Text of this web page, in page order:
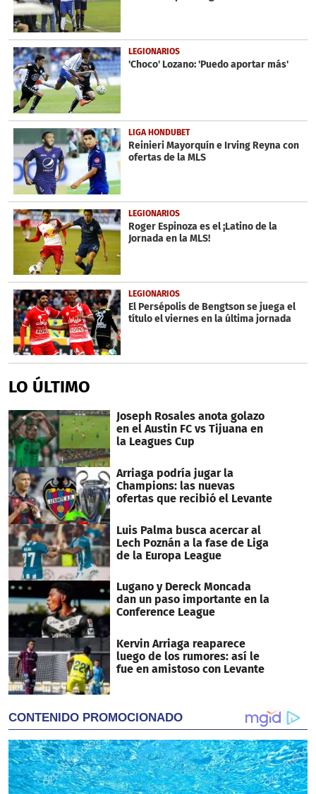
LEGIONARIOS
'Choco' Lozano: 'Puedo aportar más'
LIGA HONDUBET
Reinieri Mayorquín e Irving Reyna con
ofertas de la MLS
LEGIONARIOS
Roger Espinoza es el ¡Latino de la
Jornada en la MLS!
LEGIONARIOS
El Persépolis de Bengtson se juega el
título el viernes en la última jornada
LO ÚLTIMO
Joseph Rosales anota golazo
en el Austin FC vs Tijuana en
la Leagues Cup
Arriaga podría jugar la
Champions: las nuevas
ofertas que recibió el Levante
Luis Palma busca acercar al
Lech Poznán a la fase de Liga
de la Europa League
Lugano y Dereck Moncada
dan un paso importante en la
Conference League
Kervin Arriaga reaparece
luego de los rumores: así le
fue en amistoso con Levante